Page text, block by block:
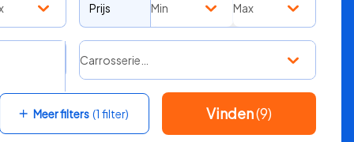
Prijs Min Max
Carrosserie…
Meer filters (1 filter) Vinden(9)